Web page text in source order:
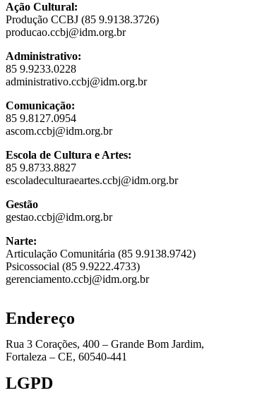
Ação Cultural:
Produção CCBJ (85 9.9138.3726)
producao.ccbj@idm.org.br
Administrativo:
85 9.9233.0228
administrativo.ccbj@idm.org.br
Comunicação:
85 9.8127.0954
ascom.ccbj@idm.org.br
Escola de Cultura e Artes:
85 9.8733.8827
escoladeculturaeartes.ccbj@idm.org.br
Gestão
gestao.ccbj@idm.org.br
Narte:
Articulação Comunitária (85 9.9138.9742)
Psicossocial (85 9.9222.4733)
gerenciamento.ccbj@idm.org.br
Endereço
Rua 3 Corações, 400 – Grande Bom Jardim,
Fortaleza – CE, 60540-441
LGPD